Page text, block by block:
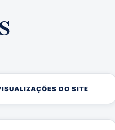
DO SITE